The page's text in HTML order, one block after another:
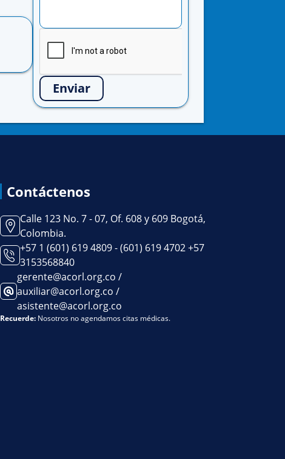
Enviar
Contáctenos
Calle 123 No. 7 - 07, Of. 608 y 609 Bogotá,
Colombia.
+57 1 (601) 619 4809 - (601) 619 4702 +57
3153568840
gerente@acorl.org.co /
auxiliar@acorl.org.co /
asistente@acorl.org.co
Recuerde:Nosotros no agendamos citas médicas.